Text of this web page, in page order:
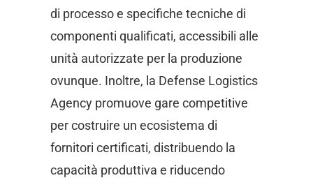
di processo e specifiche tecniche di
componenti qualificati, accessibili alle
unità autorizzate per la produzione
ovunque. Inoltre, la Defense Logistics
Agency promuove gare competitive
per costruire un ecosistema di
fornitori certificati, distribuendo la
capacità produttiva e riducendo